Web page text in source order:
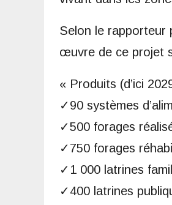
Selon le rapporteur
œuvre de ce projet
« Produits (d’ici
✓90 systèmes
✓500 forages
✓750 forages
✓1 000 latrines
✓400 latrines